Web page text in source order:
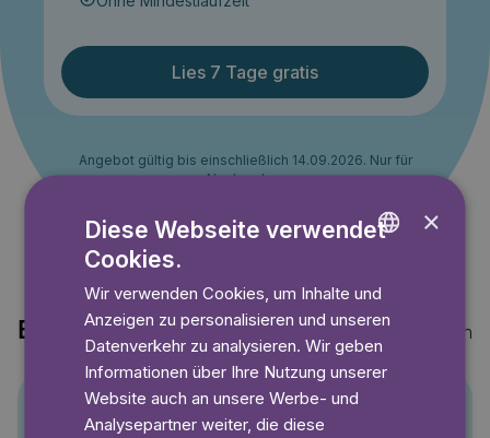
Lies 7 Tage gratis
Angebot gültig bis einschließlich 14.09.2026. Nur für
Neukunden.
Entdecke auch Mehr anzeigen
GERMAN
×
Diese Webseite verwendet
Cookies.
Wir verwenden Cookies, um Inhalte und
Anzeigen zu personalisieren und unseren
Datenverkehr zu analysieren. Wir geben
Informationen über Ihre Nutzung unserer
Website auch an unsere Werbe- und
Analysepartner weiter, die diese